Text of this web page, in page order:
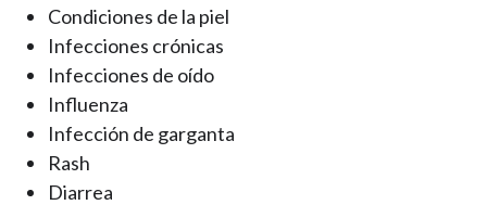
Condiciones de la piel
Infecciones crónicas
Infecciones de oído
Influenza
Infección de garganta
Rash
Diarrea